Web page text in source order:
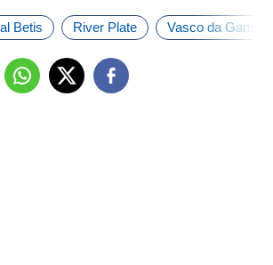
Betis River Plate Vasco da Gama